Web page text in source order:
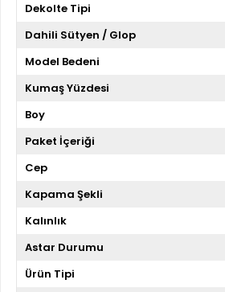
Dekolte Tipi
Dahili Sütyen / Glop
Model Bedeni
Kumaş Yüzdesi
Boy
Paket İçeriği
Cep
Kapama Şekli
Kalınlık
Astar Durumu
Ürün Tipi